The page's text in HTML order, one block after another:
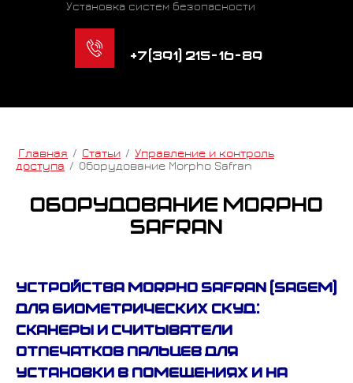
Установка систем безопасности
+7(391) 215-16-89
Главная / Статьи / Управление и контроль
доступа / Оборудование Morpho Safran
Оборудование Morpho
Safran
Устройства Morpho Safran (Sagem)
для биометрических СКУД:
сканеры и считыватели
отпечатков пальцев для
установки в помещениях и на